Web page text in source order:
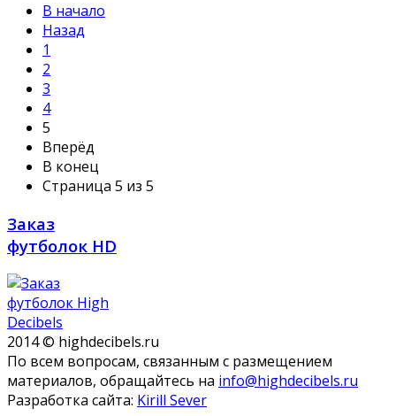
В начало
Назад
1
2
3
4
5
Вперёд
В конец
Страница 5 из 5
Заказ
футболок HD
2014 © highdecibels.ru
По всем вопросам, связанным с размещением
материалов, обращайтесь на info@highdecibels.ru
Разработка сайта: Kirill Sever